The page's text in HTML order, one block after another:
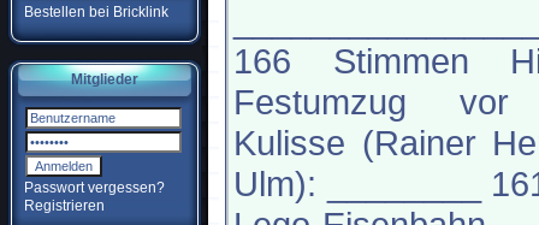
Bestellen bei Bricklink
Mitglieder
Passwort vergessen?
Registrieren
166 Stimmen
Festumzug vor
Kulisse (Rainer
Ulm): ________